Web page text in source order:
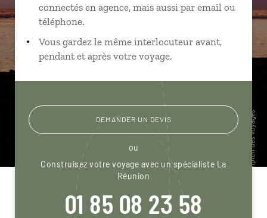
connectés en agence, mais aussi par email ou
téléphone.
Vous gardez le même interlocuteur avant,
pendant et après votre voyage.
DEMANDER UN DEVIS
ou
Construisez votre voyage avec un spécialiste La
Réunion
01 85 08 23 58